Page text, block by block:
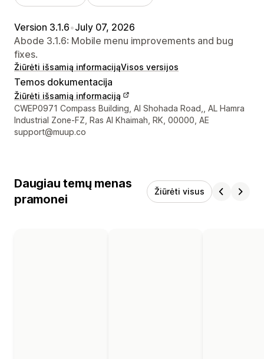
Version 3.1.6•July 07, 2026
Abode 3.1.6: Mobile menu improvements and bug
fixes.
Žiūrėti išsamią informacijąVisos versijos
Temos dokumentacija
Žiūrėti išsamią informaciją
Kūrėjo kontaktiniai duomenys
CWEP0971 Compass Building, Al Shohada Road,, AL Hamra
Industrial Zone-FZ, Ras Al Khaimah, RK, 00000, AE
support@muup.co
Daugiau temų menas
pramonei
Žiūrėti visus